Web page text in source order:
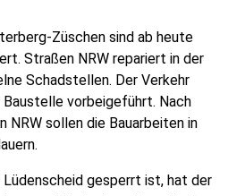
Züschen sind ab heute
Straßen NRW repariert in der
Schadstellen. Der Verkehr
Baustelle vorbeigeführt. Nach
NRW sollen die Bauarbeiten in
gesperrt ist, hat der